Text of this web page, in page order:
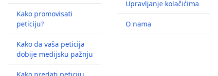
Kako promovisati
peticiju?
Kako da vaša peticija
dobije medijsku pažnju
Kako predati peticiju
Upravljanje kolačićima
O nama